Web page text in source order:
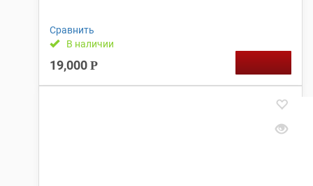
Сравнить
В наличии
19,000 Р